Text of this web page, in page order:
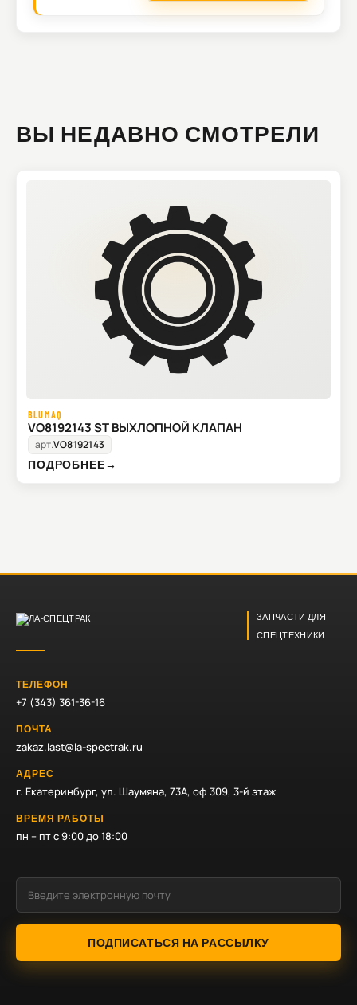
ВЫ НЕДАВНО СМОТРЕЛИ
BLUMAQ
VO8192143 ST ВЫХЛОПНОЙ КЛАПАН
арт.VO8192143
ПОДРОБНЕЕ→
ЗАПЧАСТИ ДЛЯ
СПЕЦТЕХНИКИ
ТЕЛЕФОН
+7 (343) 361-36-16
ПОЧТА
zakaz.last@la-spectrak.ru
АДРЕС
г. Екатеринбург, ул. Шаумяна, 73А, оф 309, 3-й этаж
ВРЕМЯ РАБОТЫ
пн – пт с 9:00 до 18:00
ПОДПИСАТЬСЯ НА РАССЫЛКУ